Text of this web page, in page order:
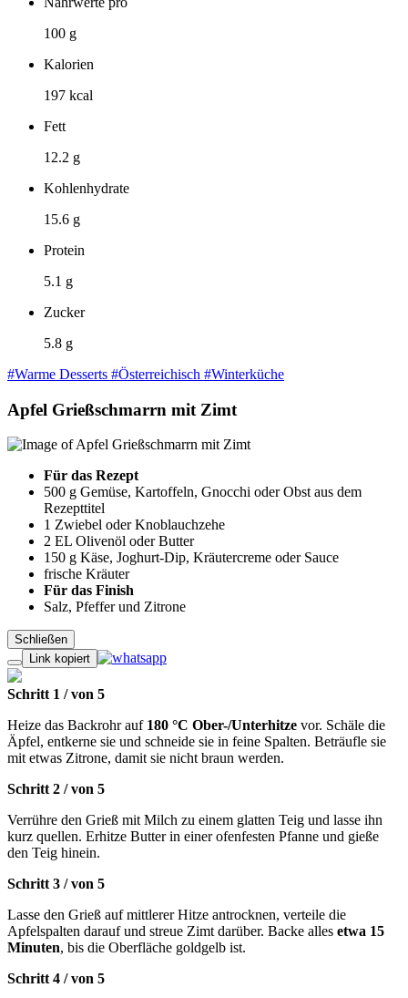
100 g
Kalorien
197 kcal
Fett
12.2 g
Kohlenhydrate
15.6 g
Protein
5.1 g
Zucker
5.8 g
#Warme Desserts #Österreichisch #Winterküche
Apfel Grießschmarrn mit Zimt
Für das Rezept
500 g Gemüse, Kartoffeln, Gnocchi oder Obst aus dem
Rezepttitel
1 Zwiebel oder Knoblauchzehe
2 EL Olivenöl oder Butter
150 g Käse, Joghurt-Dip, Kräutercreme oder Sauce
frische Kräuter
Für das Finish
Salz, Pfeffer und Zitrone
Schließen
Link kopiert
Schritt 1 /von 5
Heize das Backrohr auf 180 °C Ober-/Unterhitze vor. Schäle die
Äpfel, entkerne sie und schneide sie in feine Spalten. Beträufle sie
mit etwas Zitrone, damit sie nicht braun werden.
Schritt 2 /von 5
Verrühre den Grieß mit Milch zu einem glatten Teig und lasse ihn
kurz quellen. Erhitze Butter in einer ofenfesten Pfanne und gieße
den Teig hinein.
Schritt 3 /von 5
Lasse den Grieß auf mittlerer Hitze antrocknen, verteile die
Apfelspalten darauf und streue Zimt darüber. Backe alles etwa 15
Minuten, bis die Oberfläche goldgelb ist.
Schritt 4 /von 5